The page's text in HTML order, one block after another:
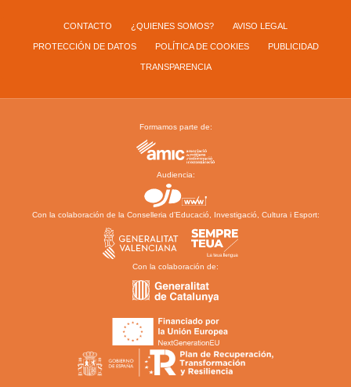
CONTACTO ¿QUIENES SOMOS? AVISO LEGAL
PROTECCIÓN DE DATOS POLÍTICA DE COOKIES PUBLICIDAD
TRANSPARENCIA
Formamos parte de:
Audiencia:
Con la colaboración de la Conselleria d’Educació, Investigació, Cultura i Esport:
Con la colaboración de: